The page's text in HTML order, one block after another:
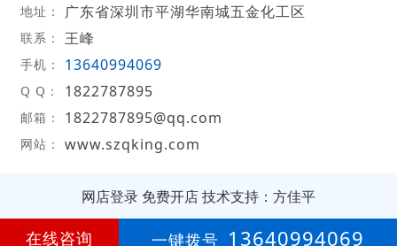
地址： 广东省深圳市平湖华南城五金化工区
联系： 王峰
手机： 13640994069
Q Q： 1822787895
邮箱： 1822787895@qq.com
网站： www.szqking.com
网店登录 免费开店技术支持：方佳平
第11年
在线咨询 一键拨号 13640994069